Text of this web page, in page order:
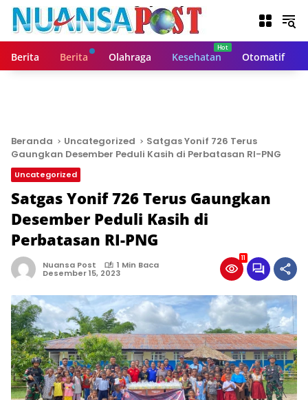
Berita Berita Olahraga Kesehatan Otomatif
Beranda Uncategorized
Satgas Yonif 726 Terus
Gaungkan Desember Peduli Kasih di Perbatasan RI-PNG
Uncategorized
Satgas Yonif 726 Terus Gaungkan
Desember Peduli Kasih di
Perbatasan RI-PNG
Nuansa Post 1 Min Baca
Desember 15, 2023
11